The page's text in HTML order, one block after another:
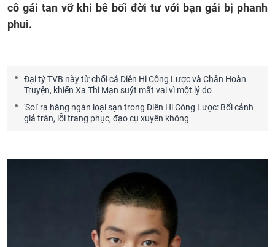
cô gái tan vỡ khi bê bối đời tư với bạn gái bị phanh
phui.
Đại tỷ TVB này từ chối cả Diên Hi Công Lược và Chân Hoàn
Truyện, khiến Xa Thi Mạn suýt mất vai vì một lý do
'Soi' ra hàng ngàn loại sạn trong Diên Hi Công Lược: Bối cảnh
giả trân, lỗi trang phục, đạo cụ xuyên không